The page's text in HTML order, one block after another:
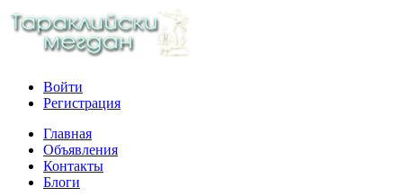
Войти
Регистрация
Главная
Объявления
Контакты
Блоги